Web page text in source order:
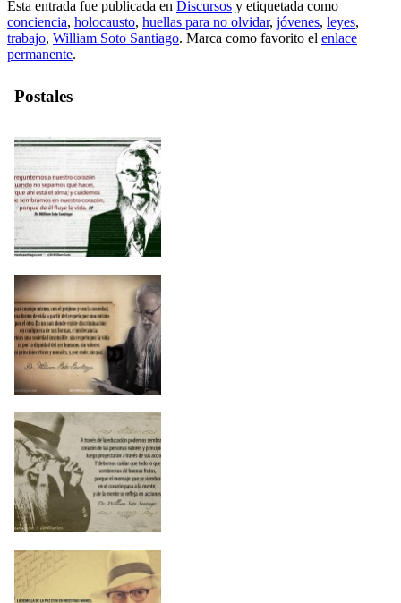
Esta entrada fue publicada en Discursos y etiquetada como
conciencia, holocausto, huellas para no olvidar, jóvenes, leyes,
trabajo, William Soto Santiago. Marca como favorito el enlace
permanente.
Postales